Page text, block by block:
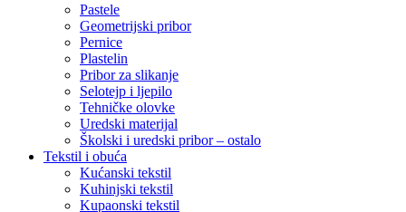
Pastele
Geometrijski pribor
Pernice
Plastelin
Pribor za slikanje
Selotejp i ljepilo
Tehničke olovke
Uredski materijal
Školski i uredski pribor – ostalo
Tekstil i obuća
Kućanski tekstil
Kuhinjski tekstil
Kupaonski tekstil